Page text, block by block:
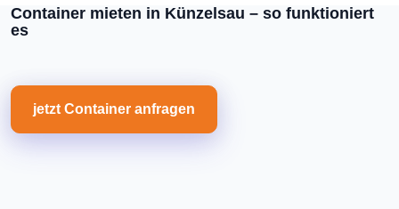
Container mieten in Künzelsau – so funktioniert
es
jetzt Container anfragen